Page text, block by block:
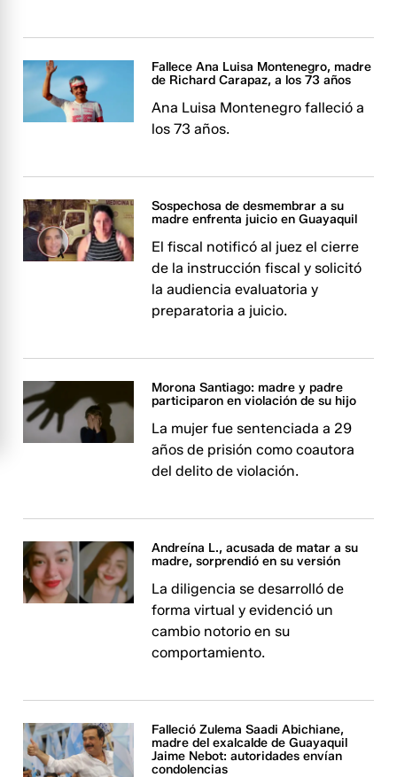
Fallece Ana Luisa Montenegro, madre
de Richard Carapaz, a los 73 años
Ana Luisa Montenegro falleció a
los 73 años.
Sospechosa de desmembrar a su
madre enfrenta juicio en Guayaquil
El fiscal notificó al juez el cierre
de la instrucción fiscal y solicitó
la audiencia evaluatoria y
preparatoria a juicio.
Morona Santiago: madre y padre
participaron en violación de su hijo
La mujer fue sentenciada a 29
años de prisión como coautora
del delito de violación.
Andreína L., acusada de matar a su
madre, sorprendió en su versión
La diligencia se desarrolló de
forma virtual y evidenció un
cambio notorio en su
comportamiento.
Falleció Zulema Saadi Abichiane,
madre del exalcalde de Guayaquil
Jaime Nebot: autoridades envían
condolencias